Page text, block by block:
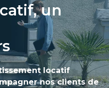
un
locatif
nos clients de